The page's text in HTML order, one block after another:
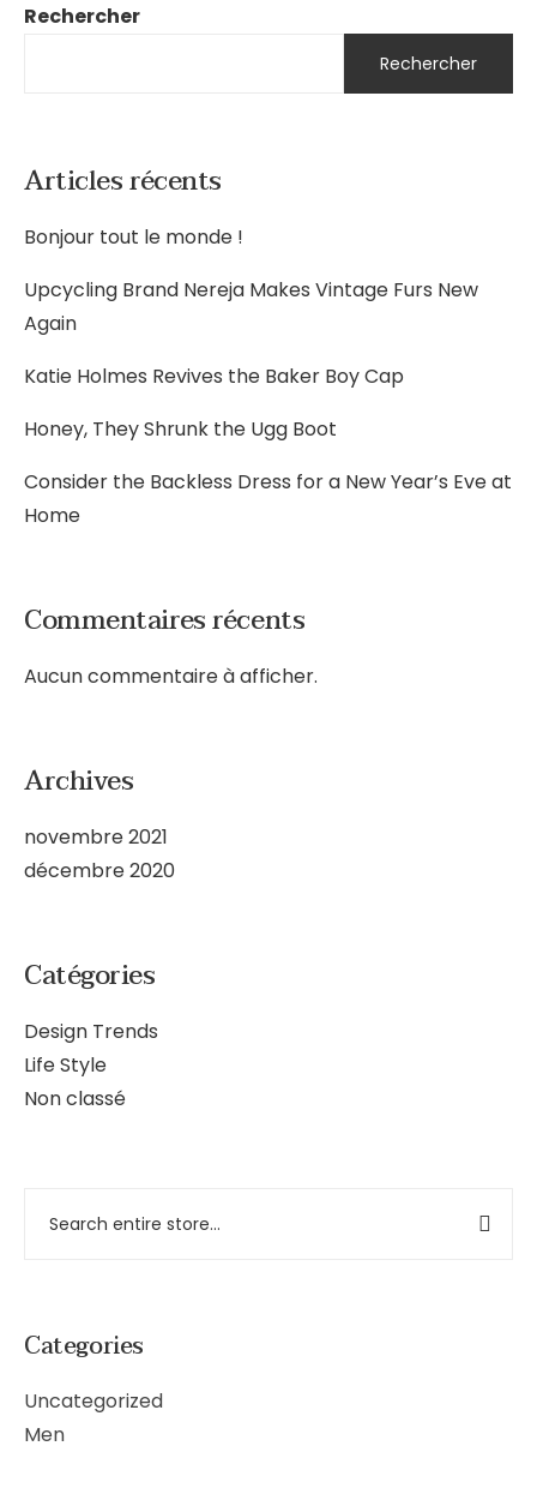
Rechercher
Rechercher
Articles récents
Bonjour tout le monde !
Upcycling Brand Nereja Makes Vintage Furs New
Again
Katie Holmes Revives the Baker Boy Cap
Honey, They Shrunk the Ugg Boot
Consider the Backless Dress for a New Year’s Eve at
Home
Commentaires récents
Aucun commentaire à afficher.
Archives
novembre 2021
décembre 2020
Catégories
Design Trends
Life Style
Non classé
Categories
Uncategorized
Men